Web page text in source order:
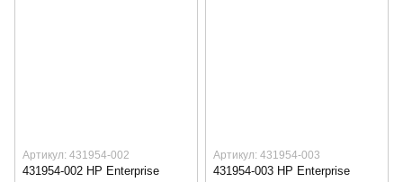
Артикул: 431954-002
431954-002 HP Enterprise
Артикул: 431954-003
431954-003 HP Enterprise